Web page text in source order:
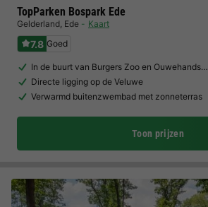
TopParken Bospark Ede
Gelderland, Ede Kaart
7.8 Goed
In de buurt van Burgers Zoo en Ouwehands…
Directe ligging op de Veluwe
Verwarmd buitenzwembad met zonneterras
Toon prijzen